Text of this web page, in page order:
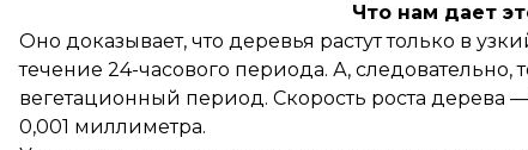
Что нам дает
Оно доказывает, что деревья растут только в
течение 24-часового периода. А,
вегетационный период. Скорость роста
0,001 миллиметра.